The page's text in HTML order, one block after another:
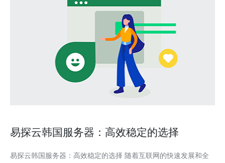
易探云韩国服务器：高效稳定的选择
易探云韩国服务器：高效稳定的选择 随着互联网的快速发展和全